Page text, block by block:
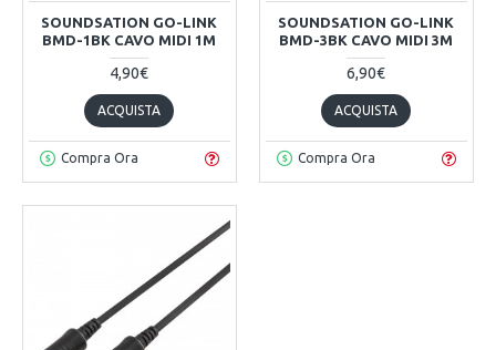
SOUNDSATION GO-LINK
BMD-1BK CAVO MIDI 1M
4,90€
ACQUISTA
Compra Ora
SOUNDSATION GO-LINK
BMD-3BK CAVO MIDI 3M
6,90€
ACQUISTA
Compra Ora